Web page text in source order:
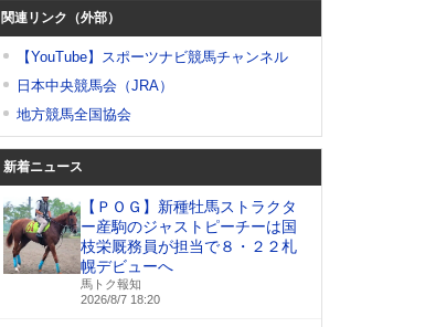
関連リンク（外部）
【YouTube】スポーツナビ競馬チャンネル
日本中央競馬会（JRA）
地方競馬全国協会
新着ニュース
【ＰＯＧ】新種牡馬ストラクタ
ー産駒のジャストピーチーは国
枝栄厩務員が担当で８・２２札
幌デビューへ
馬トク報知
2026/8/7 18:20